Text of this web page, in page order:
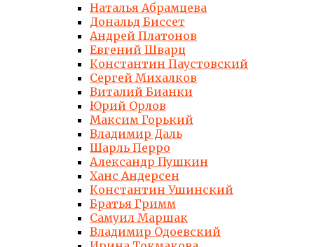
Наталья Абрамцева
Дональд Биссет
Андрей Платонов
Евгений Шварц
Константин Паустовский
Сергей Михалков
Виталий Бианки
Юрий Орлов
Максим Горький
Владимир Даль
Шарль Перро
Александр Пушкин
Ханс Андерсен
Константин Ушинский
Братья Гримм
Самуил Маршак
Владимир Одоевский